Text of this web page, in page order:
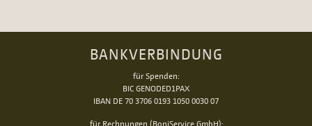
BANKVERBINDUNG
für Spenden:
BIC GENODED1PAX
IBAN DE 70 3706 0193 1050 0030 07
für Rechnungen (BoniService GmbH):